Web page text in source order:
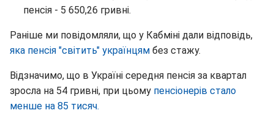
пенсія - 5 650,26 гривні.
Раніше ми повідомляли, що у Кабміні дали відповідь,
яка пенсія "світить" українцям без стажу.
Відзначимо, що в Україні середня пенсія за квартал
зросла на 54 гривні, при цьому пенсіонерів стало
менше на 85 тисяч.